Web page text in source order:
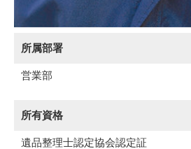
所属部署
営業部
所有資格
遺品整理士認定協会認定証